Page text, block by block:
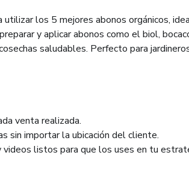
los 5 mejores abonos orgánicos,
y aplicar abonos como el biol,
saludables. Perfecto para
venta realizada.
sin importar la ubicación del cliente.
listos para que los uses en tu